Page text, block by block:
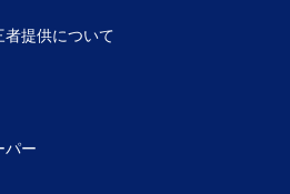
者提供について
パー